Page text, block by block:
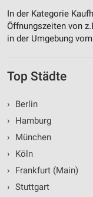
In der Kategorie
Öffnungszeiten von
in der Umgebung
Top Städte
›
Berlin
›
Hamburg
›
München
›
Köln
›
Frankfurt (Main)
› Stuttgart